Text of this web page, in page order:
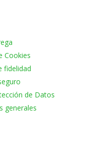
Cookies
fidelidad
de Datos
generales